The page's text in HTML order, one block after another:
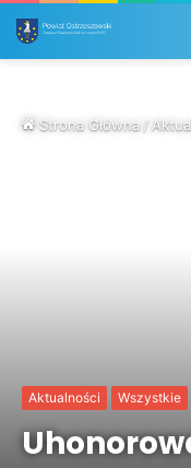
Strona Główna/
Aktualności Wszystkie